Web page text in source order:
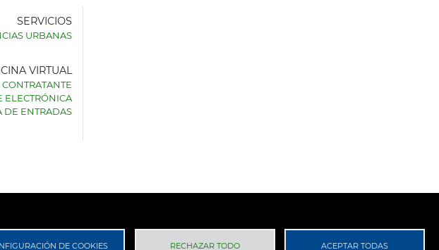
DE COOKIES RECHAZAR TODO ACEPTAR TODAS
SERVICIOS
URBANAS
VIRTUAL
ELECTRÓNICA
DE ENTRADAS
Legal Política de Privacidad RGPD